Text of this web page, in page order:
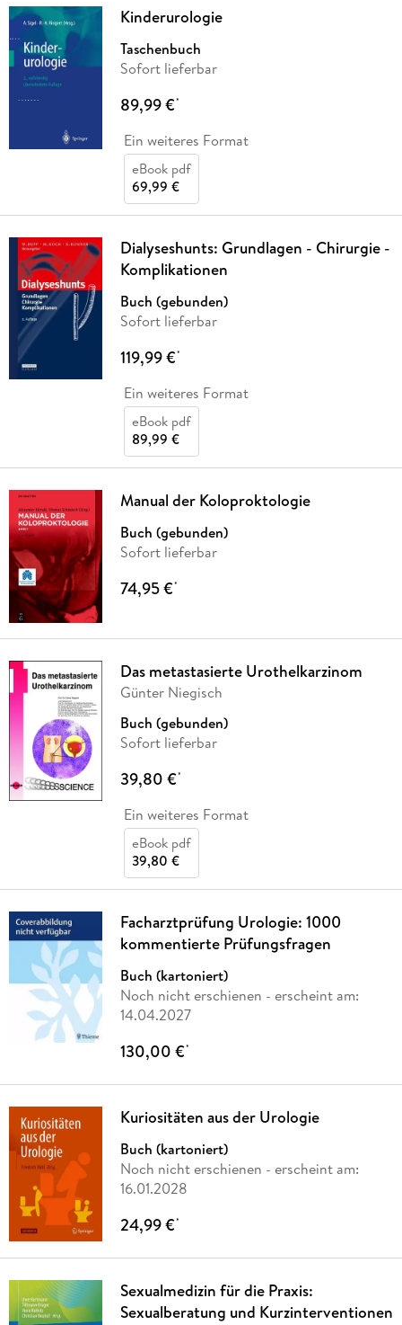
Kinderurologie
Taschenbuch
Sofort lieferbar
89,99 €*
Ein weiteres Format
eBook pdf
69,99 €
Dialyseshunts: Grundlagen - Chirurgie -
Komplikationen
Buch (gebunden)
Sofort lieferbar
119,99 €*
Ein weiteres Format
eBook pdf
89,99 €
Manual der Koloproktologie
Buch (gebunden)
Sofort lieferbar
74,95 €*
Das metastasierte Urothelkarzinom
Günter Niegisch
Buch (gebunden)
Sofort lieferbar
39,80 €*
Ein weiteres Format
eBook pdf
39,80 €
Facharztprüfung Urologie: 1000
kommentierte Prüfungsfragen
Buch (kartoniert)
Noch nicht erschienen - erscheint am:
14.04.2027
130,00 €*
Kuriositäten aus der Urologie
Buch (kartoniert)
Noch nicht erschienen - erscheint am:
16.01.2028
24,99 €*
Sexualmedizin für die Praxis:
Sexualberatung und Kurzinterventionen